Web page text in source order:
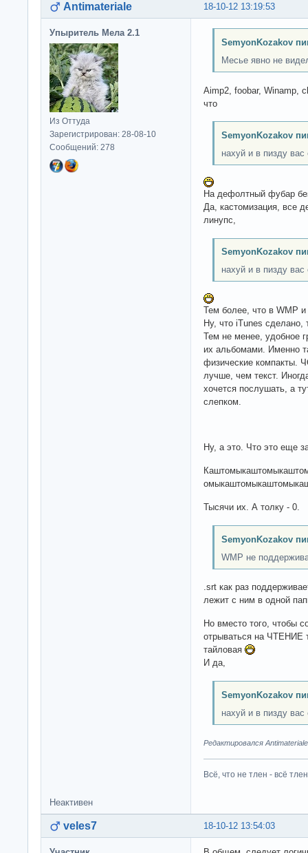
18-10-12 13:19:53
Antimateriale
Упыритель Мела 2.1
Из Оттуда
Зарегистрирован: 28-08-10
Сообщений: 278
SemyonKozakov
Месье явно не
Aimp2, foobar, Winamp,
что
SemyonKozakov
нахуй и в пизду
На дефолтный фубар
Да, кастомизация, все
линупс,
SemyonKozakov
нахуй и в пизду
Тем более, что в WMP и
Ну, что iTunes
Тем не менее, удобное
их альбомами. Именно
физические компакты.
лучше, чем текст.
хочется послушать, а
слепком.
Ну, а это. Что это еще
Тысячи их. А толку - 0.
SemyonKozakov
WMP не
.srt как раз
лежит с ним в одной
Но вместо того, чтобы
отрываться на ЧТЕНИЕ
тайловая
И да,
SemyonKozakov
нахуй и в пизду
Редактировался
Всё, что не тлен - всё
Неактивен
18-10-12 13:54:03
veles7